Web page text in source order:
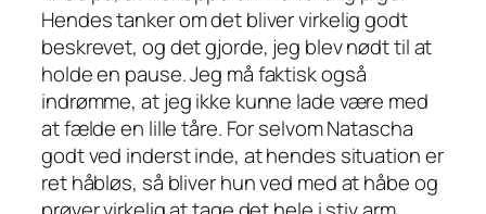
Hendes tanker om det bliver virkelig godt
beskrevet, og det gjorde, jeg blev nødt til at
holde en pause. Jeg må faktisk også
indrømme, at jeg ikke kunne lade være med
at fælde en lille tåre. For selvom Natascha
godt ved inderst inde, at hendes situation er
ret håbløs, så bliver hun ved med at håbe og